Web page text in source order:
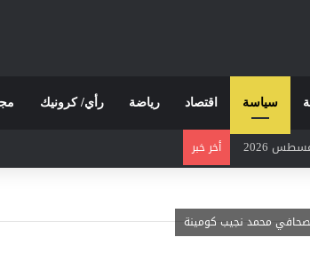
سياسة اقتصاد رياضة رأي/ كرونيك
أخر خبر
محمد نجيب كومينة